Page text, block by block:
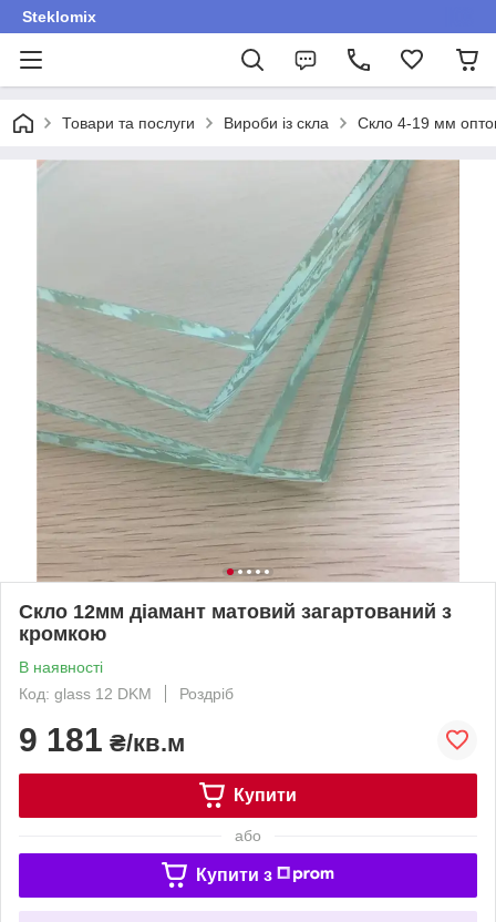
Steklomix
Товари та послуги Вироби із скла Скло 4-19 мм
Скло 12мм діамант матовий загартований з
кромкою
В наявності
Код: glass 12 DKM
Роздріб
9 181 ₴/кв.м
Купити
або
Купити з